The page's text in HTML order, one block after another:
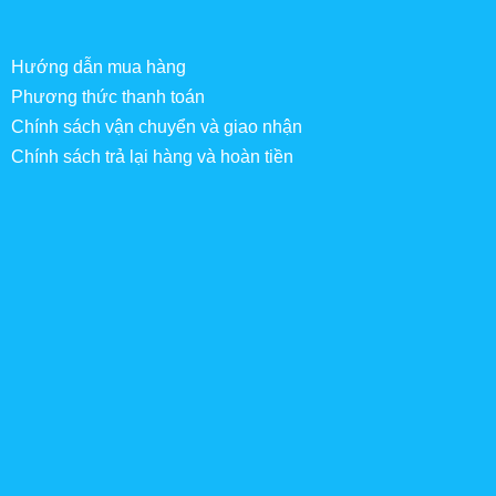
Hướng dẫn mua hàng
Phương thức thanh toán
Chính sách vận chuyển và giao nhận
Chính sách trả lại hàng và hoàn tiền